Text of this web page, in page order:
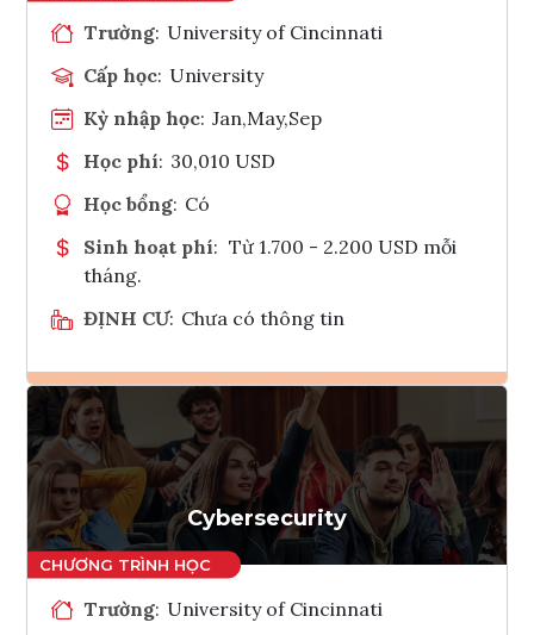
Trường: University of Cincinnati
Cấp học: University
Kỳ nhập học: Jan,May,Sep
Học phí: 30,010 USD
Học bổng: Có
Sinh hoạt phí: Từ 1.700 - 2.200 USD mỗi
tháng.
ĐỊNH CƯ: Chưa có thông tin
Ghi danh
Tham vấn Interlink
Cybersecurity
Trường: University of Cincinnati